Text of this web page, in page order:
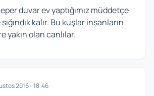
duvar ev yaptığımız müddetçe
kalır. Bu kuşlar insanların
yakın olan canlılar.
2016 - 18:46